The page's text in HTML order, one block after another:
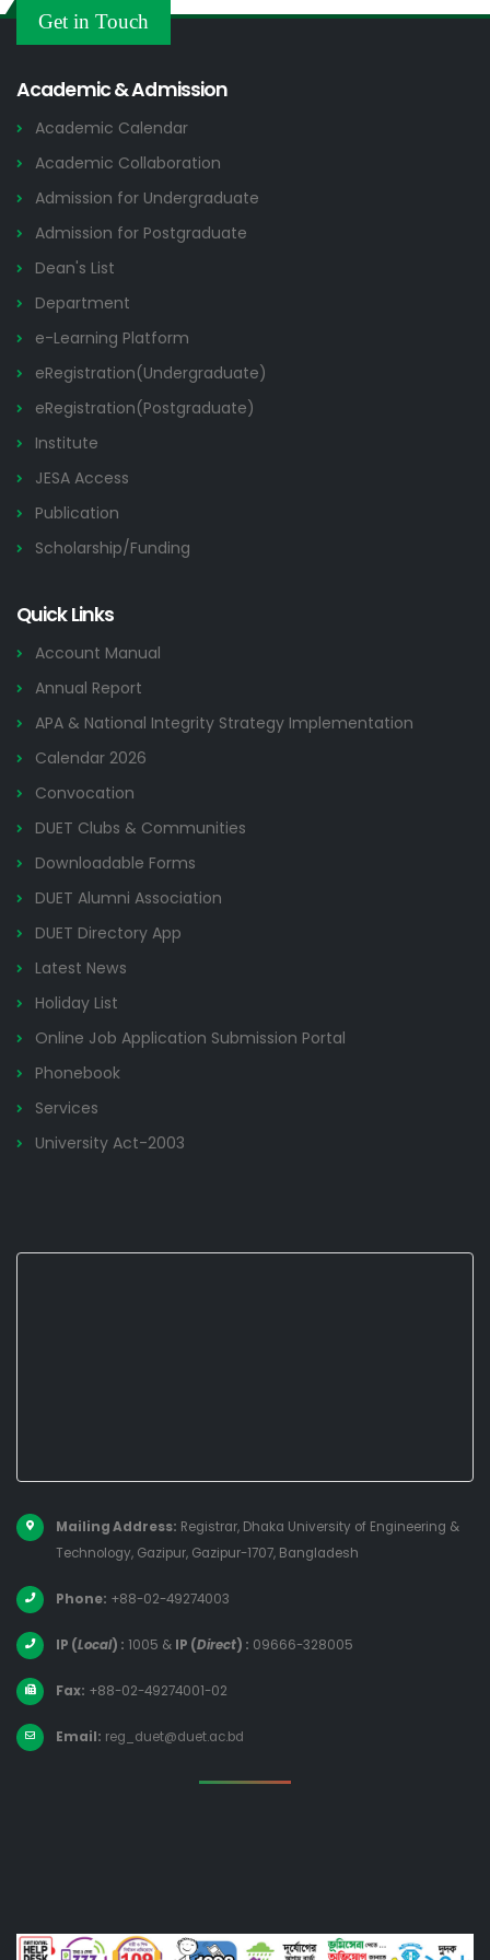
2026
Others
Get in Touch
Academic & Admission
Academic Calendar
Academic Collaboration
Admission for Undergraduate
Admission for Postgraduate
Dean's List
Department
e-Learning Platform
eRegistration(Undergraduate)
eRegistration(Postgraduate)
Institute
JESA Access
Publication
Scholarship/Funding
Quick Links
Account Manual
Annual Report
APA & National Integrity Strategy Implementation
Calendar 2026
Convocation
DUET Clubs & Communities
Downloadable Forms
DUET Alumni Association
DUET Directory App
Latest News
Holiday List
Online Job Application Submission Portal
Phonebook
Services
University Act-2003
Mailing Address: Registrar, Dhaka University of Engineering &
Technology, Gazipur, Gazipur-1707, Bangladesh
Phone: +88-02-49274003
IP (Local) : 1005 & IP (Direct) : 09666-328005
Fax: +88-02-49274001-02
Email: reg_duet@duet.ac.bd